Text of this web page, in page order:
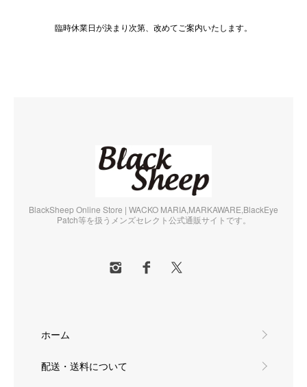
臨時休業日が決まり次第、改めてご案内いたします。
BlackSheep Online Store | WACKO MARIA,MARKAWARE,BlackEye
Patch等を扱うメンズセレクト公式通販サイトです。
ホーム
配送・送料について